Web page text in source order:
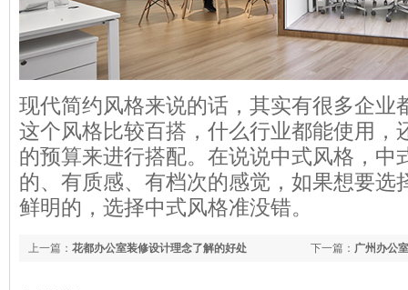
现代简约风格来说的话，其实有很多企业
这个风格比较百搭，什么行业都能使用，
的预算来进行搭配。在说说中式风格，中
的、有质感、有档次的感觉，如果想要选
鲜明的，选择中式风格准没错。
下一篇： 广州办公
上一篇： 花都办公室装修设计理念了解的好处